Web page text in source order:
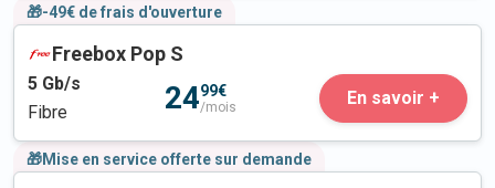
🎁-49€ de frais d'ouverture
Freebox Pop S
5 Gb/s
Fibre
2499€
/mois En savoir +
🎁Mise en service offerte sur demande